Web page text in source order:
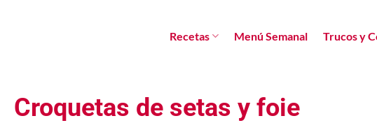
Recetas Menú Semanal Trucos y
Croquetas de setas y foie